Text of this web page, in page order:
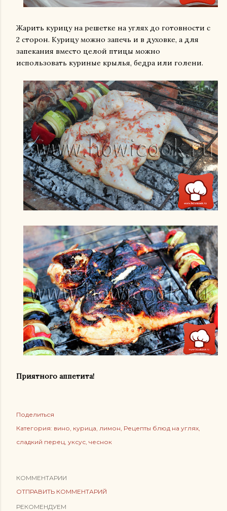
Жарить курицу на решетке на углях до готовности с
2 сторон. Курицу можно запечь и в духовке, а для
запекания вместо целой птицы можно
использовать куриные крылья, бедра или голени.
Приятного аппетита!
Поделиться
Категория: вино курица лимон Рецепты блюд на углях
сладкий перец уксус чеснок
КОММЕНТАРИИ
ОТПРАВИТЬ КОММЕНТАРИЙ
РЕКОМЕНДУЕМ